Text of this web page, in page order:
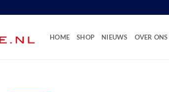
HOME SHOP NIEUWS OVER ONS